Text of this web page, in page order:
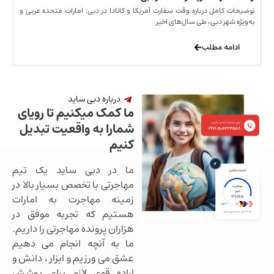
درباره وقت سفارت آمریکا و کانادا در دبی: امارات متحده عربی و
دبی، طی سال‌های اخیر
درباره دبی ساید
ما کمک میکنیم تا رویای
شمارا به واقعیت تبدیل
کنیم
ما در دبی ساید یک تیم
مهاجرتی با تخصص بسیار بالا در
زمینه مهاجرت به امارات
هستیم که تجربه موفق در
هزاران پرونده مهاجرتی را داریم.
ما به آنچه انجام می دهیم
عشق می ورزیم و ابزار ، دانش و